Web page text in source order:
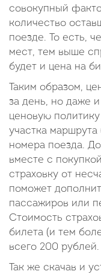
совокупный
количество
поезде. То есть,
мест, тем выше
будет и цена на
Таким образом,
за день, но даже
ценовую
участка
номера поезда.
вместе с
страховку от
поможет
пассажиров или
Стоимость
билета (и тем
всего 200 рублей.
Так же скачав и